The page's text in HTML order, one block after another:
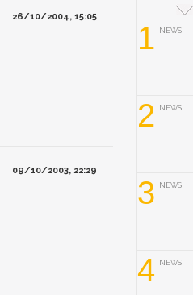
26/10/2004, 15:05
09/10/2003, 22:29
1 NEWS
2 NEWS
3 NEWS
4 NEWS